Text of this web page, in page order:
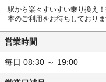
駅から楽々すいすい乗り換え
本のご利用をお待ちしておりま
営業時間
毎日 08:30 ～ 19:00